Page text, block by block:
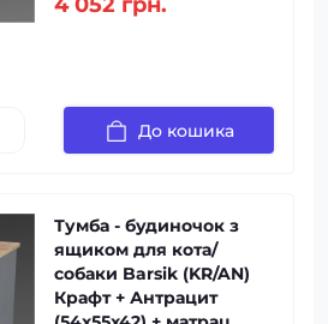
До кошика
Тумба - будиночок з
ящиком для кота/
собаки Barsik (KR/AN)
Крафт + Антрацит